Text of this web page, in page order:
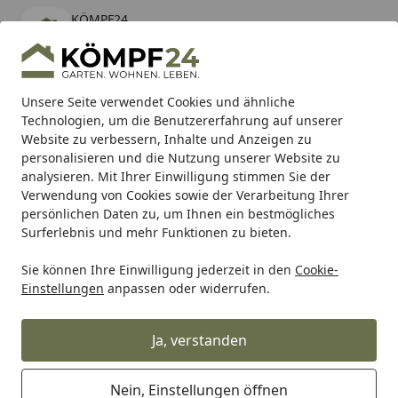
Unsere Seite verwendet Cookies und ähnliche
Technologien, um die Benutzererfahrung auf unserer
Website zu verbessern, Inhalte und Anzeigen zu
personalisieren und die Nutzung unserer Website zu
analysieren. Mit Ihrer Einwilligung stimmen Sie der
Verwendung von Cookies sowie der Verarbeitung Ihrer
persönlichen Daten zu, um Ihnen ein bestmögliches
Surferlebnis und mehr Funktionen zu bieten.
Sie können Ihre Einwilligung jederzeit in den Cookie-
Einstellungen anpassen oder widerrufen.
Ja, verstanden
Nein, Einstellungen öffnen
KÖMPF24
kostenlos - Im App Store
Hotline
Alle Produkte
Mein Konto
Suchen
Karibu Pools inkl. gratis Sandfilteranlage & Pool-
Starterset (Gesamtwert bis 468,99€)
Startseite
Tierbedarf & Tiernahrung Hundebedarf Hundefutter
The Goodstuff Pferd Adult -
Trockenfutter